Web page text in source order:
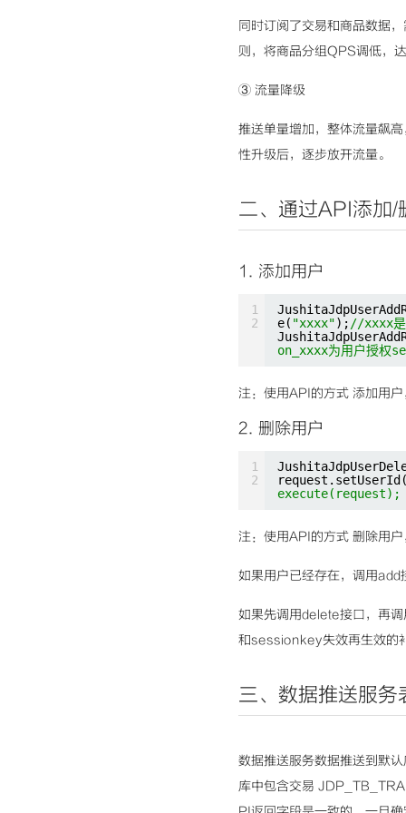
同时订阅了交易和商品数据
则，将商品分组QPS调低，
③ 流量降级
推送单量增加，整体流量飙
性升级后，逐步放开流量。
二、通过API添加/
1. 添加用户
1
2
e( "xxxx"); //xxxx
on_xxxx为用户授权
注：使用API的方式 添加用
2. 删除用户
1
2
execute(request);
注：使用API的方式 删除用
如果用户已经存在，调用add
如果先调用delete接口，再
和sessionkey失效再生效的
三、数据推送服务
数据推送服务数据推送到默
库中包含交易